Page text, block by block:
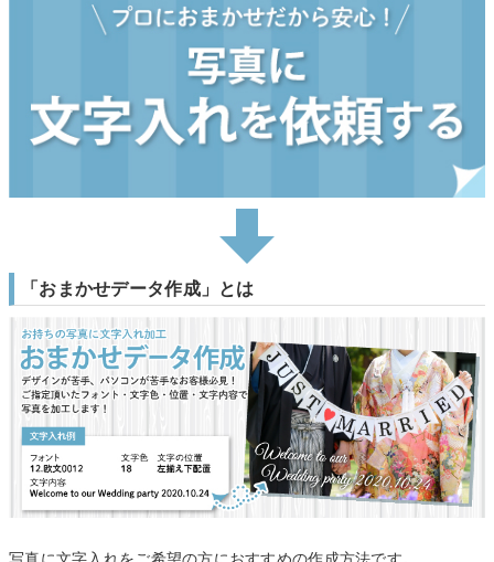
「おまかせデータ作成」とは